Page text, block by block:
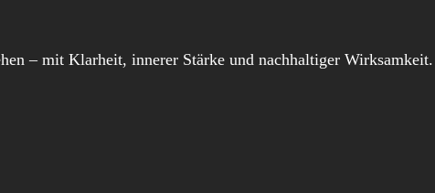
– mit Klarheit, innerer Stärke und nachhaltiger Wirksamkeit.